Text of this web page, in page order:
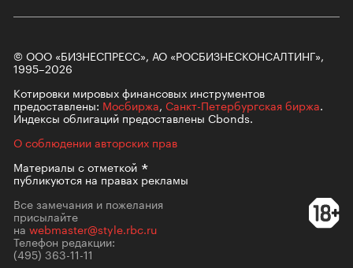
© ООО «БИЗНЕСПРЕСС», АО «РОСБИЗНЕСКОНСАЛТИНГ»,
1995–2026
Котировки мировых финансовых инструментов
предоставлены: Мосбиржа, Санкт-Петербургская биржа.
Индексы облигаций предоставлены Cbonds.
О соблюдении авторских прав
Материалы сотметкой
публикуются на правах рекламы
Все замечания и пожелания
присылайте
на webmaster@style.rbc.ru
Телефон редакции:
(495) 363-11-11